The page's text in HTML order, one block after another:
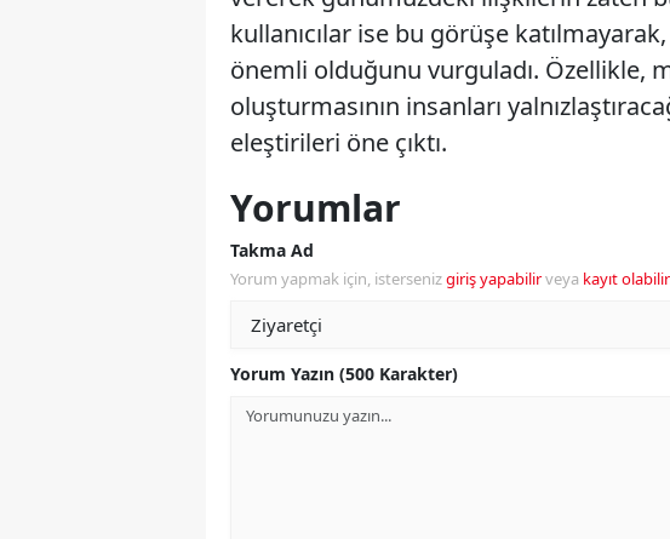
kullanıcılar ise bu görüşe
önemli olduğunu vurguladı. Özellikle,
oluşturmasının insanları
eleştirileri öne çıktı.
Yorumlar
Takma Ad
Yorum yapmak için, istersenizgiriş yapabilirveya kayıt
Yorum Yazın (500 Karakter)